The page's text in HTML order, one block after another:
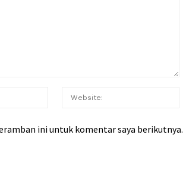
ini untuk komentar saya berikutnya.